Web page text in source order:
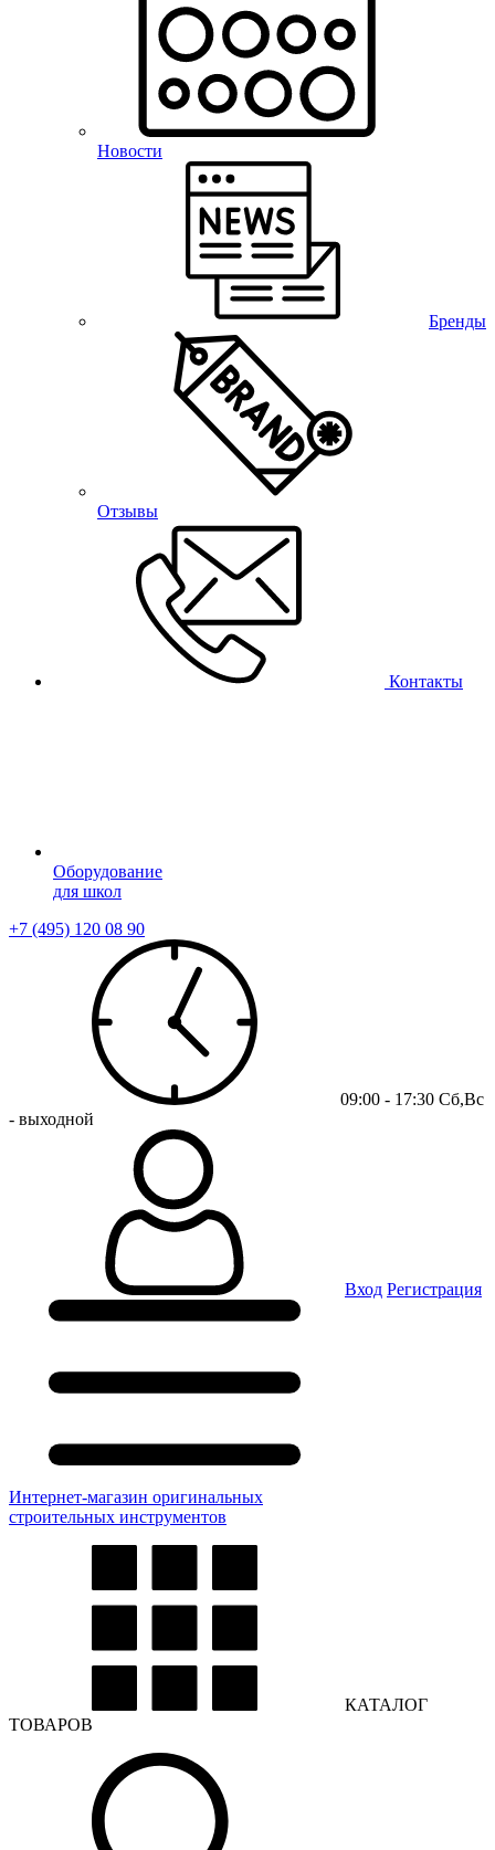
Новости
Бренды
Отзывы
Контакты
Оборудование
для школ
+7 (495) 120 08 90
09:00 - 17:30 Сб,Вс
- выходной
Вход Регистрация
Интернет-магазин оригинальных
строительных инструментов
КАТАЛОГ
ТОВАРОВ